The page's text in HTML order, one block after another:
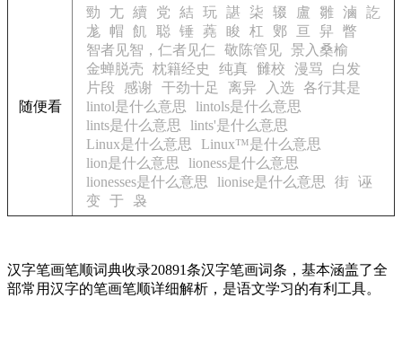
随便看
勁 尢 續 党 結 玩 諶 柒 辍 盧 雛 滷
訖
尨 帽 飢 聪 锤 蕘 睃 杠 鄋 亘 舁
瞥
智者见智，仁者见仁
敬陈管见 景入桑榆
金蝉脱壳
枕籍经史 纯真 雠校 漫骂
白发
片段
感谢 干劲十足 离异 入选 各行其是
lintol是什么意思
lintols是什么意思
lints是什么意思
lints'是什么意思
Linux是什么意思
Linux™是什么意思
lion是什么意思
lioness是什么意思
lionesses是什么意思
lionise是什么意思 街 诬
变
于 袅
汉字笔画笔顺词典收录20891条汉字笔画词条，基本涵盖了全
部常用汉字的笔画笔顺详细解析，是语文学习的有利工具。